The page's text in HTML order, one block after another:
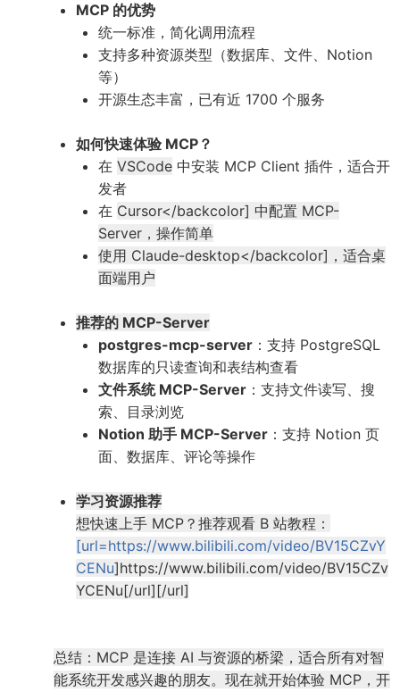
MCP 的优势
统一标准，简化调用流程
支持多种资源类型（数据库、文件、Notion
等）
开源生态丰富，已有近 1700 个服务
如何快速体验 MCP？
在 VSCode 中安装 MCP Client 插件，适合开
发者
在 Cursor</backcolor] 中配置 MCP-
Server，操作简单
使用 Claude-desktop</backcolor]，适合桌
面端用户
推荐的 MCP-Server
postgres-mcp-server ：支持 PostgreSQL
数据库的只读查询和表结构查看
文件系统 MCP-Server ：支持文件读写、搜
索、目录浏览
Notion 助手 MCP-Server ：支持 Notion 页
面、数据库、评论等操作
学习资源推荐
想快速上手 MCP？推荐观看 B 站教程：
[url=https://www.bilibili.com/video/BV15CZvY
CENu]https://www.bilibili.com/video/BV15CZv
YCENu[/url][/url]
总结： MCP 是连接 AI 与资源的桥梁，适合所有对智
能系统开发感兴趣的朋友。现在就开始体验 MCP，开